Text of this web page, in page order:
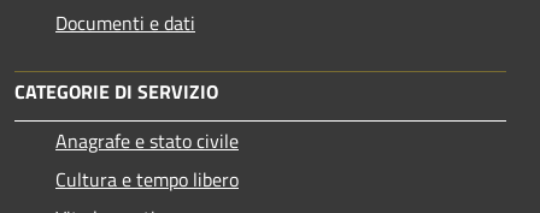
Documenti e dati
CATEGORIE DI SERVIZIO
Anagrafe e stato civile
Cultura e tempo libero